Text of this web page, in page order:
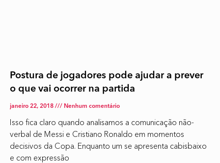
Postura de jogadores pode ajudar a prever
o que vai ocorrer na partida
janeiro 22, 2018 Nenhum comentário
Isso fica claro quando analisamos a comunicação não-
verbal de Messi e Cristiano Ronaldo em momentos
decisivos da Copa. Enquanto um se apresenta cabisbaixo
e com expressão